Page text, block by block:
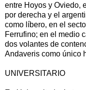
entre Hoyos y Oviedo,
por derecha y el
como líbero, en el
Ferrufino; en el medio
dos volantes de
Andaveris como único
UNIVERSITARIO